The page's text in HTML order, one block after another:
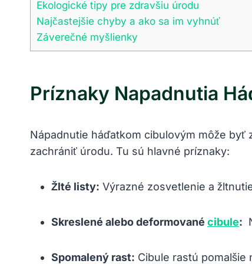
Ekologické tipy pre zdravšiu úrodu
Najčastejšie chyby⁢ a ako‍ sa im vyhnúť
Záverečné myšlienky
Príznaky Napadnutia
Nápadnutie háďatkom cibulovým môže
zachrániť ⁢úrodu. Tu​ sú ⁢hlavné príznaky:
Žlté⁢ listy: Výrazné zosvetlenie a
Skreslené alebo deformované cibule:
Spomalený rast: ⁤Cibule rastú pomalšie